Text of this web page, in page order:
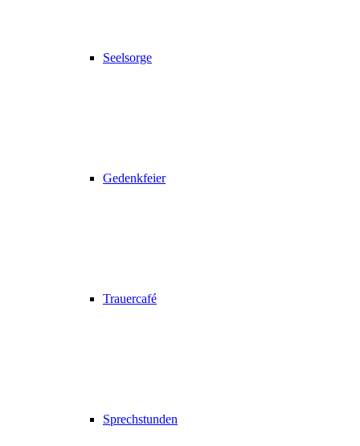
Seelsorge
Gedenkfeier
Trauercafé
Sprechstunden